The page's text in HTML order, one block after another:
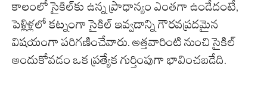
కాలంలో సైకిల్‌కు ఉన్న ప్రాధాన్యం ఎంతగా ఉండేదంటే,
పెళ్లిళ్లలో కట్నంగా సైకిల్ ఇవ్వడాన్ని గౌరవప్రదమైన
విషయంగా పరిగణించేవారు. అత్తవారింటి నుంచి సైకిల్
అందుకోవడం ఒక ప్రత్యేక గుర్తింపుగా భావించబడేది.